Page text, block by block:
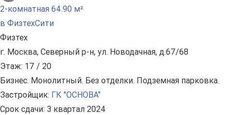
2-комнатная 64.90 м²
в ФизтехСити
Физтех
г. Москва, Северный р-н, ул. Новодачная, д.67/68
Этаж: 17 / 20
Бизнес. Монолитный. Без отделки. Подземная парковка.
Застройщик: ГК "ОСНОВА"
Срок сдачи: 3 квартал 2024